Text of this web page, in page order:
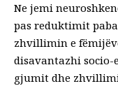
Ne jemi
pas reduktimit
zhvillimin e
disavantazhi
gjumit dhe